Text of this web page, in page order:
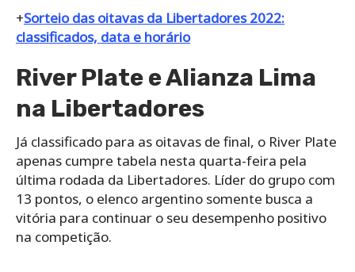
+Sorteio das oitavas da Libertadores 2022:
classificados, data e horário
River Plate e Alianza Lima
na Libertadores
Já classificado para as oitavas de final, o River Plate
apenas cumpre tabela nesta quarta-feira pela
última rodada da Libertadores. Líder do grupo com
13 pontos, o elenco argentino somente busca a
vitória para continuar o seu desempenho positivo
na competição.